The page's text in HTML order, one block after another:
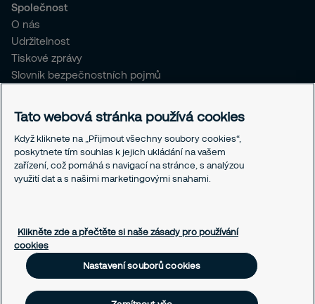
Společnost
O nás
Udržitelnost
Tiskové zprávy
Slovník bezpečnostních pojmů
Právní informace
Ochrana osobních údajů
Obchodní podmínky
Linka integrity
Tato webová stránka používá cookies
Když kliknete na „Přijmout všechny soubory cookies“,
poskytnete tím souhlas k jejich ukládání na vašem
zařízení, což pomáhá s navigací na stránce, s analýzou
využití dat a s našimi marketingovými snahami.
Klikněte zde a přečtěte si naše zásady pro používání
cookies
Nastavení souborů cookies